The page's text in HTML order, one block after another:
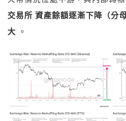
交易所 資產餘額逐漸下降（分
大
。